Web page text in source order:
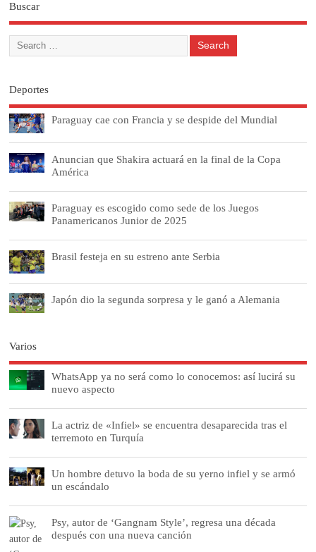
Buscar
Deportes
Paraguay cae con Francia y se despide del Mundial
Anuncian que Shakira actuará en la final de la Copa
América
Paraguay es escogido como sede de los Juegos
Panamericanos Junior de 2025
Brasil festeja en su estreno ante Serbia
Japón dio la segunda sorpresa y le ganó a Alemania
Varios
WhatsApp ya no será como lo conocemos: así lucirá su
nuevo aspecto
La actriz de «Infiel» se encuentra desaparecida tras el
terremoto en Turquía
Un hombre detuvo la boda de su yerno infiel y se armó
un escándalo
Psy, autor de ‘Gangnam Style’, regresa una década
después con una nueva canción